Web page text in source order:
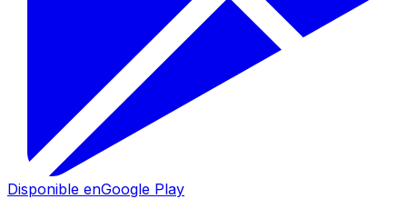
Disponible enGoogle Play